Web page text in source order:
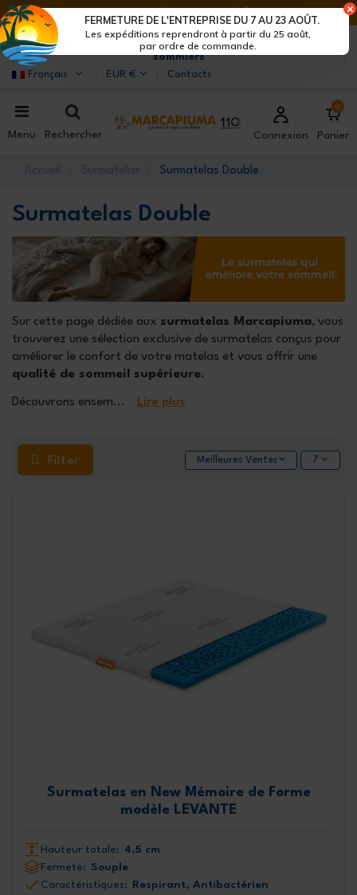
Marcapiuma| Fabricants de matelas, oreillers et
sommiers
Français
EUR € Contacts
Menu Rechercher Connexion
0
Panier
Surmatelas Double
Surmatelas Double
Sur cette page dédiée aux surmatelas Marcapiuma, vous
trouverez une sélection exclusive de surmatelas conçus pour
améliorer le confort de votre matelas et vous offrir une
qualité de sommeil supérieure.
Découvrons ensem... Lire plus
Filter Meilleures Ventes 7
Surmatelas en New Mémoire de Forme
modèle LEVANTE
Hauteur totale: 4,5 cm
Fermeté: Souple
Caractéristiques:
Respirant, Antibactérien
Les expéditions reprendront à partir du 25 août,
par ordre de commande.
FERMETURE DE L'ENTREPRISE DU 7 AU 23 AOÛT.